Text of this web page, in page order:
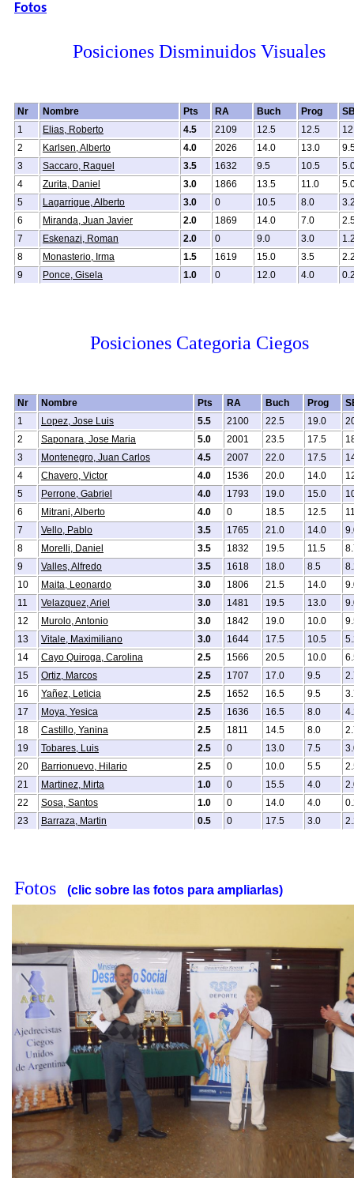
Fotos
Posiciones Disminuidos Visuales
Nr Nombre Pts RA Buch Prog
1
Elias, Roberto 4.5 2109 12.5 12.5
2
Karlsen, Alberto 4.0 2026 14.0 13.0
3
Saccaro, Raquel 3.5 1632 9.5 10.5
4
Zurita, Daniel 3.0 1866 13.5 11.0
5
Lagarrigue, Alberto 3.0 0 10.5 8.0
6
Miranda, Juan Javier 2.0 1869 14.0 7.0
7
Eskenazi, Roman 2.0 0 9.0 3.0
8
Monasterio, Irma 1.5 1619 15.0 3.5
9
Ponce, Gisela 1.0 0 12.0 4.0
Posiciones Categoria Ciegos
Nr Nombre Pts RA Buch Prog
1
Lopez, Jose Luis 5.5 2100 22.5 19.0
2
Saponara, Jose Maria 5.0 2001 23.5 17.5
3
Montenegro, Juan Carlos 4.5 2007 22.0 17.5
4
Chavero, Victor 4.0 1536 20.0 14.0
5
Perrone, Gabriel 4.0 1793 19.0 15.0
6
Mitrani, Alberto 4.0 0 18.5 12.5
7
Vello, Pablo 3.5 1765 21.0 14.0
8
Morelli, Daniel 3.5 1832 19.5 11.5
9
Valles, Alfredo 3.5 1618 18.0 8.5
10
Maita, Leonardo 3.0 1806 21.5 14.0
11
Velazquez, Ariel 3.0 1481 19.5 13.0
12
Murolo, Antonio 3.0 1842 19.0 10.0
13
Vitale, Maximiliano 3.0 1644 17.5 10.5
14
Cayo Quiroga, Carolina 2.5 1566 20.5 10.0
15
Ortiz, Marcos 2.5 1707 17.0 9.5
16
Yañez, Leticia 2.5 1652 16.5 9.5
17
Moya, Yesica 2.5 1636 16.5 8.0
18
Castillo, Yanina 2.5 1811 14.5 8.0
19
Tobares, Luis 2.5 0 13.0 7.5
20
Barrionuevo, Hilario 2.5 0 10.0 5.5
21
Martinez, Mirta 1.0 0 15.5 4.0
22
Sosa, Santos 1.0 0 14.0 4.0
23
Barraza, Martin 0.5 0 17.5 3.0
Fotos (clic sobre las fotos para ampliarlas)